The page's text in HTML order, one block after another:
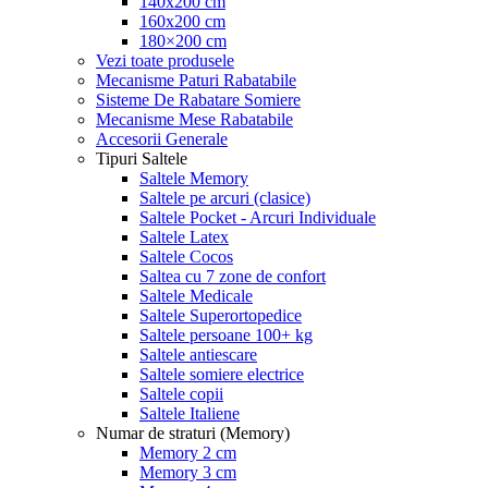
160x200 cm
180×200 cm
Vezi toate produsele
Mecanisme Paturi Rabatabile
Sisteme De Rabatare Somiere
Mecanisme Mese Rabatabile
Accesorii Generale
Tipuri Saltele
Saltele Memory
Saltele pe arcuri (clasice)
Saltele Pocket - Arcuri Individuale
Saltele Latex
Saltele Cocos
Saltea cu 7 zone de confort
Saltele Medicale
Saltele Superortopedice
Saltele persoane 100+ kg
Saltele antiescare
Saltele somiere electrice
Saltele copii
Saltele Italiene
Numar de straturi (Memory)
Memory 2 cm
Memory 3 cm